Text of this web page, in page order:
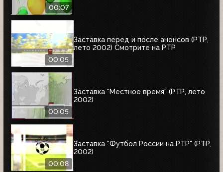
00:07
00:05
Заставка перед и после анонсов (РТР,
лето 2002) Смотрите на РТР
00:05
Заставка "Местное время" (РТР, лето
2002)
00:08
Заставка "Футбол России на РТР" (РТР,
2002)